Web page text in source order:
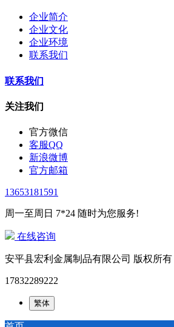
企业简介
企业文化
企业环境
联系我们
联系我们
关注我们
官方微信
客服QQ
新浪微博
官方邮箱
13653181591
周一至周日 7*24 随时为您服务!
在线咨询
安平县宏利金属制品有限公司 版权所有
17832289222
繁体